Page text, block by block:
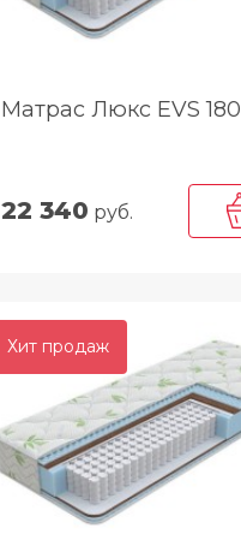
Матрас Люкс EVS 180
22 340 руб.
Хит продаж